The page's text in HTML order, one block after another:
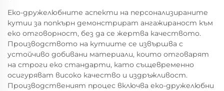
Еко-дружелюбните аспекти на персонализираните
кутии за попкърн демонстрират ангажираност към
еко отговорност, без да се жертва качеството.
Производството на кутиите се извършва с
устойчиво добивани материали, които отговарят
на строги еко стандарти, като същевременно
осигуряват високо качество и издръжливост.
Производственият процес включва еко-дружелюбни